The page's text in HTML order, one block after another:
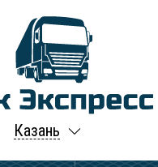
Казань